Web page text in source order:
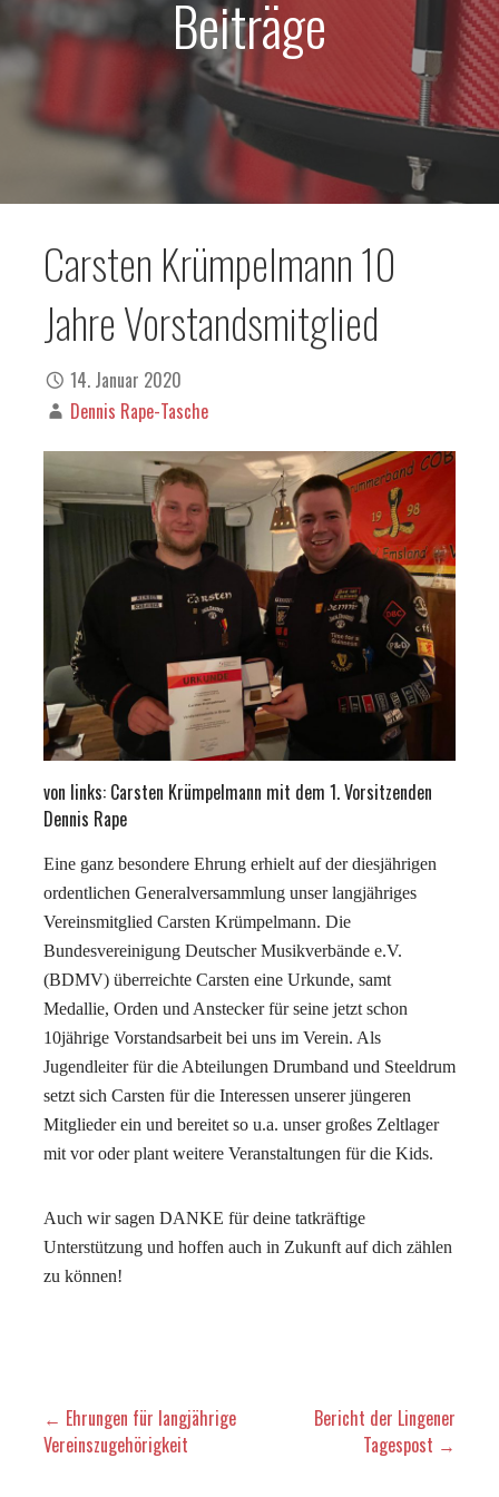
Beiträge
Carsten Krümpelmann 10
Jahre Vorstandsmitglied
14. Januar 2020
Dennis Rape-Tasche
von links: Carsten Krümpelmann mit dem 1. Vorsitzenden
Dennis Rape
Eine ganz besondere Ehrung erhielt auf der diesjährigen
ordentlichen Generalversammlung unser langjähriges
Vereinsmitglied Carsten Krümpelmann. Die
Bundesvereinigung Deutscher Musikverbände e.V.
(BDMV) überreichte Carsten eine Urkunde, samt
Medallie, Orden und Anstecker für seine jetzt schon
10jährige Vorstandsarbeit bei uns im Verein. Als
Jugendleiter für die Abteilungen Drumband und Steeldrum
setzt sich Carsten für die Interessen unserer jüngeren
Mitglieder ein und bereitet so u.a. unser großes Zeltlager
mit vor oder plant weitere Veranstaltungen für die Kids.
Auch wir sagen DANKE für deine tatkräftige
Unterstützung und hoffen auch in Zukunft auf dich zählen
zu können!
Beitragsnavigation
← Ehrungen für langjährige
Vereinszugehörigkeit
Bericht der Lingener
Tagespost →